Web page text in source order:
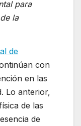
para
la
de
con
en las
Lo anterior,
de las
de